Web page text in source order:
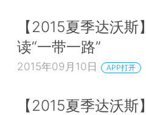
【2015夏季达沃
读“一带一路”
2015年09月10日 APP打开
【2015夏季达沃斯